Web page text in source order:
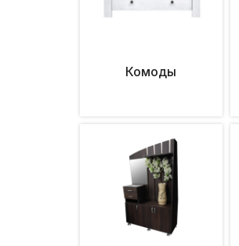
Комоды